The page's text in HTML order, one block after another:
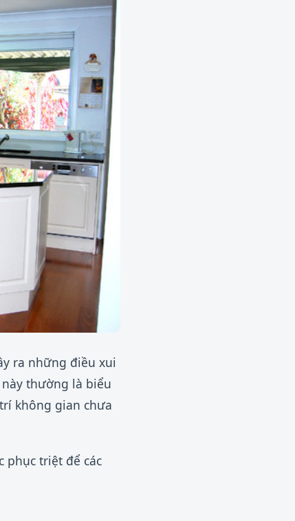
ra những điều xui
thường là biểu
không gian chưa
phục triệt để các